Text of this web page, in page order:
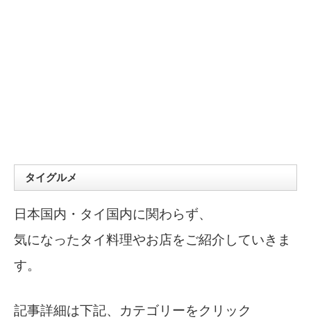
タイグルメ
日本国内・タイ国内に関わらず、
気になったタイ料理やお店をご紹介していきま
す。
記事詳細は下記、カテゴリーをクリック